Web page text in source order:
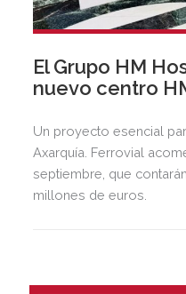
El Grupo HM
nuevo centro
Un proyecto esencial
Axarquía. Ferrovial
septiembre, que
millones de euros.